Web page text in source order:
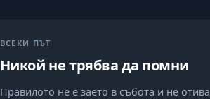
ВСЕКИ ПЪТ
Никой не трябва да помни
Правилото не е заето в събота и не отива